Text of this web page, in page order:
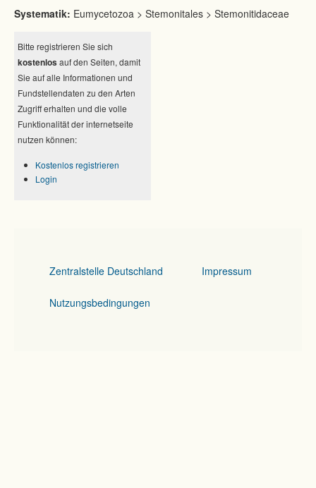
Systematik: Eumycetozoa > Stemonitales > Stemonitidaceae
Bitte registrieren Sie sich
kostenlos auf den Seiten, damit
Sie auf alle Informationen und
Fundstellendaten zu den Arten
Zugriff erhalten und die volle
Funktionalität der internetseite
nutzen können:
Kostenlos registrieren
Login
Zentralstelle Deutschland Impressum
Nutzungsbedingungen